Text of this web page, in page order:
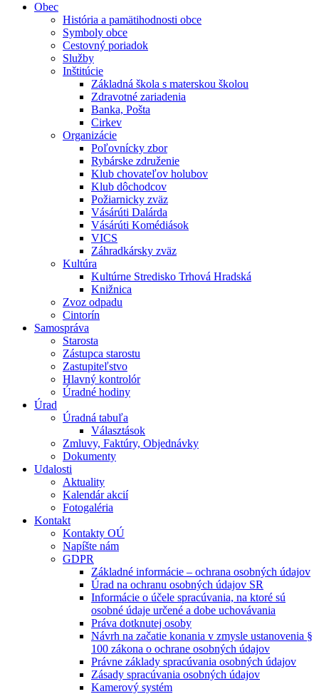
Obec
História a pamätihodnosti obce
Symboly obce
Cestovný poriadok
Služby
Inštitúcie
Základná škola s materskou školou
Zdravotné zariadenia
Banka, Pošta
Cirkev
Organizácie
Poľovnícky zbor
Rybárske združenie
Klub chovateľov holubov
Klub dôchodcov
Požiarnicky zväz
Vásárúti Dalárda
Vásárúti Komédiások
VICS
Záhradkársky zväz
Kultúra
Kultúrne Stredisko Trhová Hradská
Knižnica
Zvoz odpadu
Cintorín
Samospráva
Starosta
Zástupca starostu
Zastupiteľstvo
Hlavný kontrolór
Úradné hodiny
Úrad
Úradná tabuľa
Választások
Zmluvy, Faktúry, Objednávky
Dokumenty
Udalosti
Aktuality
Kalendár akcií
Fotogaléria
Kontakt
Kontakty OÚ
Napíšte nám
GDPR
Základné informácie – ochrana osobných údajov
Úrad na ochranu osobných údajov SR
Informácie o účele spracúvania, na ktoré sú
osobné údaje určené a dobe uchovávania
Práva dotknutej osoby
Návrh na začatie konania v zmysle ustanovenia §
100 zákona o ochrane osobných údajov
Právne základy spracúvania osobných údajov
Zásady spracúvania osobných údajov
Kamerový systém